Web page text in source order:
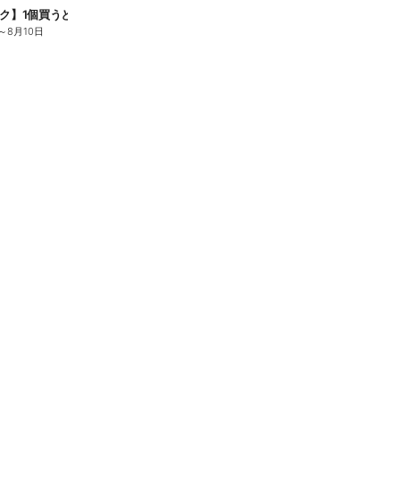
ク】1個買うと1個もらえる/麦茶
～8月10日